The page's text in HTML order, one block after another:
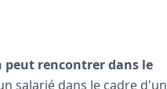
peut rencontrer dans le
salarié dans le cadre d'un